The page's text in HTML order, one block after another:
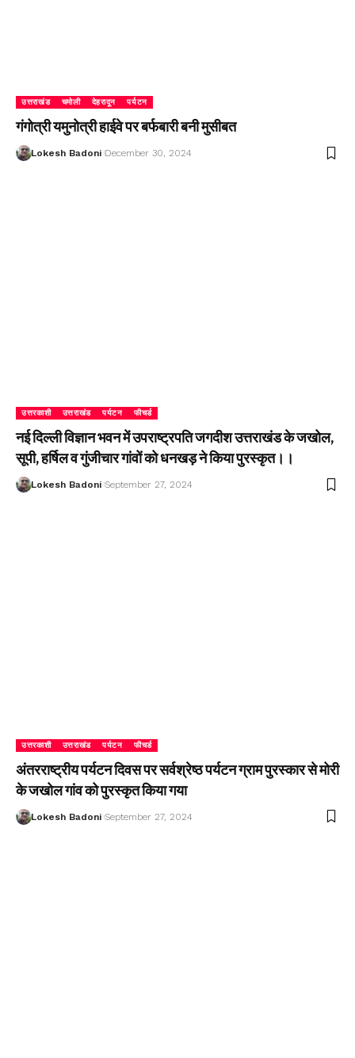
उत्तराखंड चमोली देहरादून पर्यटन
गंगोत्री यमुनोत्री हाईवे पर बर्फबारी बनी मुसीबत
Lokesh Badoni December 30, 2024
उत्तरकाशी उत्तराखंड पर्यटन फीचर्ड
नई दिल्ली विज्ञान भवन में उपराष्ट्रपति जगदीश उत्तराखंड के जखोल,
सूपी, हर्षिल व गुंजीचार गांवों को धनखड़ ने किया पुरस्कृत।।
Lokesh Badoni September 27, 2024
उत्तरकाशी उत्तराखंड पर्यटन फीचर्ड
अंतरराष्ट्रीय पर्यटन दिवस पर सर्वश्रेष्ठ पर्यटन ग्राम पुरस्कार से मोरी
के जखोल गांव को पुरस्कृत किया गया
Lokesh Badoni September 27, 2024